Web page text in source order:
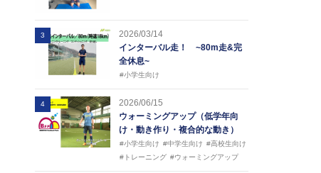
3
2026/03/14
インターバル走！ ~80m走&完
全休息~
#小学生向け
4
2026/06/15
ウォーミングアップ（低学年向
け・動き作り・複合的な動き）
#小学生向け #中学生向け #高校生向け
#トレーニング #ウォーミングアップ